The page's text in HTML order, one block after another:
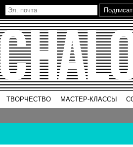
ТВОРЧЕСТВО МАСТЕР-КЛАССЫ